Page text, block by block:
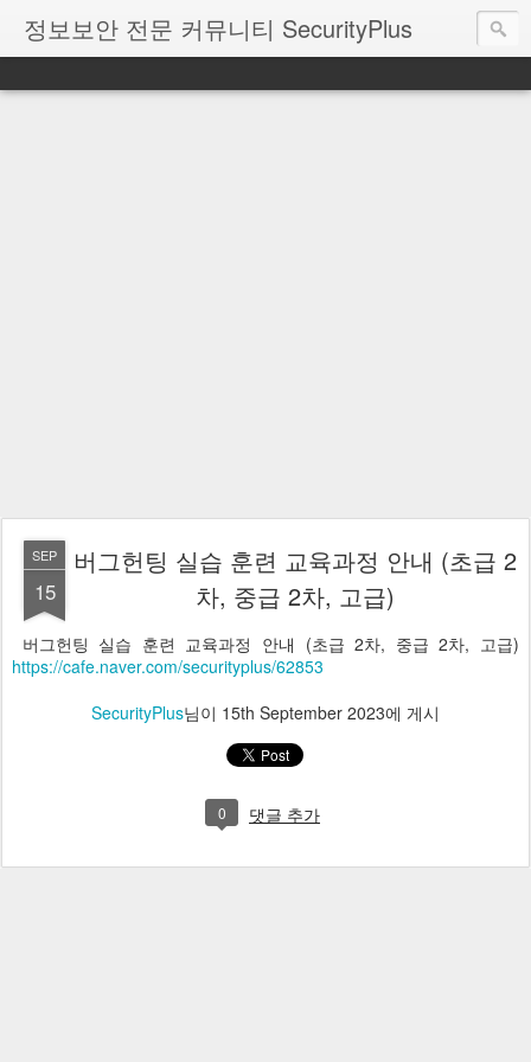
정보보안 전문 커뮤니티 SecurityPlus
SEP
15
버그헌팅 실습 훈련 교육과정 안내 (초급 2
차, 중급 2차, 고급)
버그헌팅 실습 훈련 교육과정 안내 (초급 2차, 중급 2차, 고급)
https://cafe.naver.com/securityplus/62853
SecurityPlus님이 15th September 2023에 게시
0 댓글 추가